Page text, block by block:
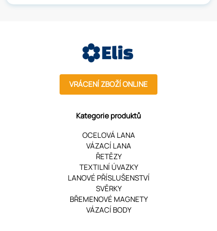
VRÁCENÍ ZBOŽÍ ONLINE
Kategorie produktů
OCELOVÁ LANA
VÁZACÍ LANA
ŘETĚZY
TEXTILNÍ ÚVAZKY
LANOVÉ PŘÍSLUŠENSTVÍ
SVĚRKY
BŘEMENOVÉ MAGNETY
VÁZACÍ BODY